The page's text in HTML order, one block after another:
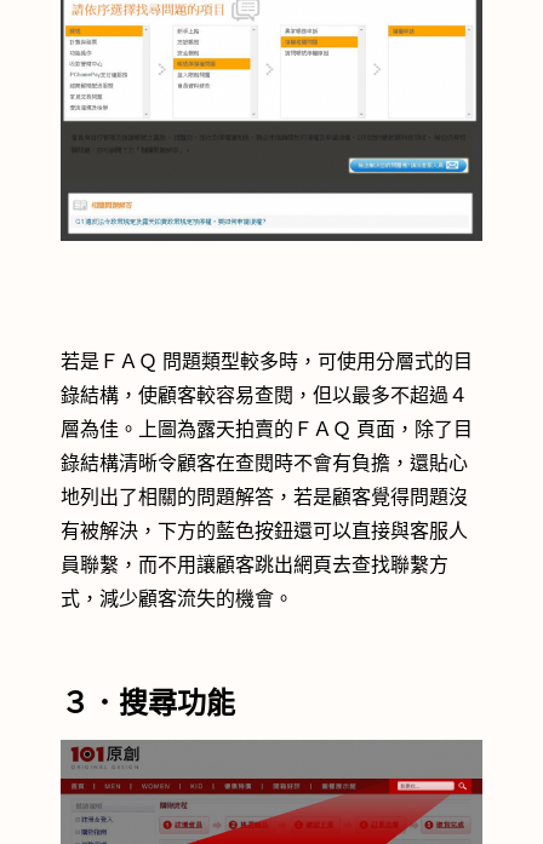
若是ＦＡＱ 問題類型較多時，可使用分層式的目
錄結構，使顧客較容易查閱，但以最多不超過４
層為佳。上圖為露天拍賣的ＦＡＱ 頁面，除了目
錄結構清晰令顧客在查閱時不會有負擔，還貼心
地列出了相關的問題解答，若是顧客覺得問題沒
有被解決，下方的藍色按鈕還可以直接與客服人
員聯繫，而不用讓顧客跳出網頁去查找聯繫方
式，減少顧客流失的機會。
３．搜尋功能